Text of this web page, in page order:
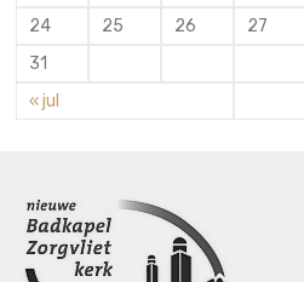
24
25 26 27
31
« jul